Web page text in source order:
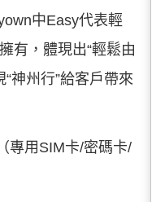
中Easy代表輕
有，體現出“輕鬆由
神州行”給客戶帶來
專用SIM卡/密碼卡/